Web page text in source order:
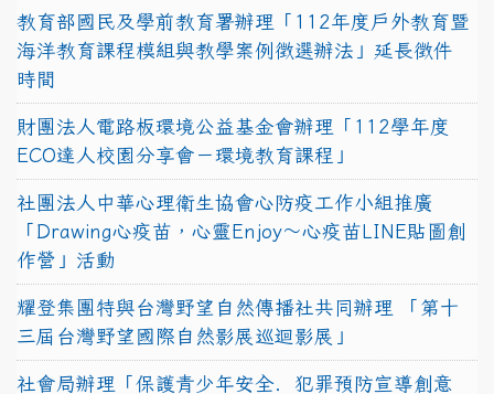
教育部國民及學前教育署辦理「112年度戶外教育暨
海洋教育課程模組與教學案例徵選辦法」延長徵件
時間
財團法人電路板環境公益基金會辦理「112學年度
ECO達人校園分享會－環境教育課程」
社團法人中華心理衛生協會心防疫工作小組推廣
「Drawing心疫苗，心靈Enjoy〜心疫苗LINE貼圖創
作營」活動
耀登集團特與台灣野望自然傳播社共同辦理 「第十
三屆台灣野望國際自然影展巡迴影展」
社會局辦理「保護青少年安全．犯罪預防宣導創意